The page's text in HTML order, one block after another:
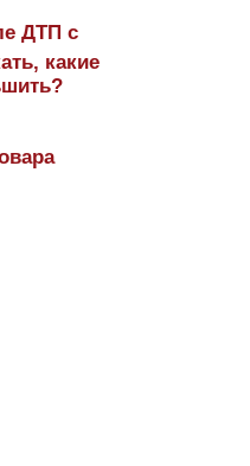
ДТП с
какие